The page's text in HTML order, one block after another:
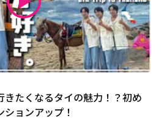
きたくなるタイの魅力！？初め
ョンアップ！